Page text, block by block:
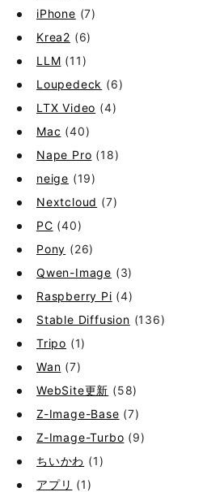
iPhone (7)
Krea2 (6)
LLM (11)
Loupedeck (6)
LTX Video (4)
Mac (40)
Nape Pro (18)
neige (19)
Nextcloud (7)
PC (40)
Pony (26)
Qwen-Image (3)
Raspberry Pi (4)
Stable Diffusion (136)
Tripo (1)
Wan (7)
WebSite更新 (58)
Z-Image-Base (7)
Z-Image-Turbo (9)
ちいかわ (1)
アプリ (1)